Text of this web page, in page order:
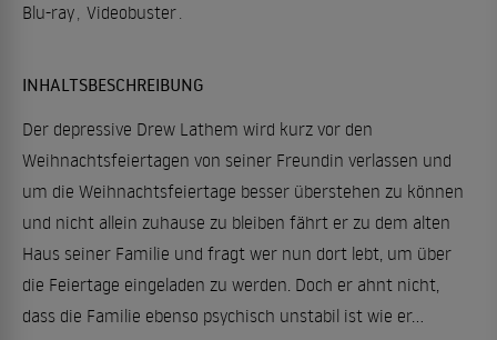
Blu-ray, Videobuster.
INHALTSBESCHREIBUNG
Der depressive Drew Lathem wird kurz vor den
Weihnachtsfeiertagen von seiner Freundin verlassen und
um die Weihnachtsfeiertage besser überstehen zu können
und nicht allein zuhause zu bleiben fährt er zu dem alten
Haus seiner Familie und fragt wer nun dort lebt, um über
die Feiertage eingeladen zu werden. Doch er ahnt nicht,
dass die Familie ebenso psychisch unstabil ist wie er...